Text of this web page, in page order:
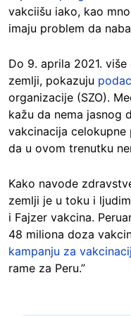
vakciišu iako, kao
imaju problem da
Do 9. aprila 2021.
zemlji, pokazuju
organizacije (SZO).
kažu da nema jasnog
vakcinacija
da u ovom trenutku
Kako navode
zemlji je u toku i
i Fajzer vakcina.
48 miliona doza
kampanju za
rame za Peru.”